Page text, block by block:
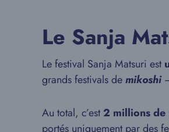
Le Sanja
Le festival Sanja Matsuri est
grands festivals demikoshi
Au total, c’est2 millions de
portés uniquement par des